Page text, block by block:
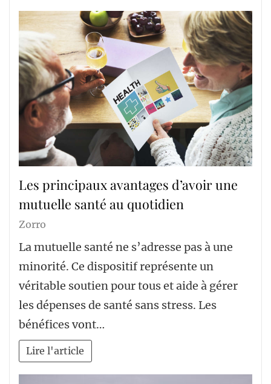
Les principaux avantages d’avoir une
mutuelle santé au quotidien
Zorro
La mutuelle santé ne s’adresse pas à une
minorité. Ce dispositif représente un
véritable soutien pour tous et aide à gérer
les dépenses de santé sans stress. Les
bénéfices vont…
Lire l'article